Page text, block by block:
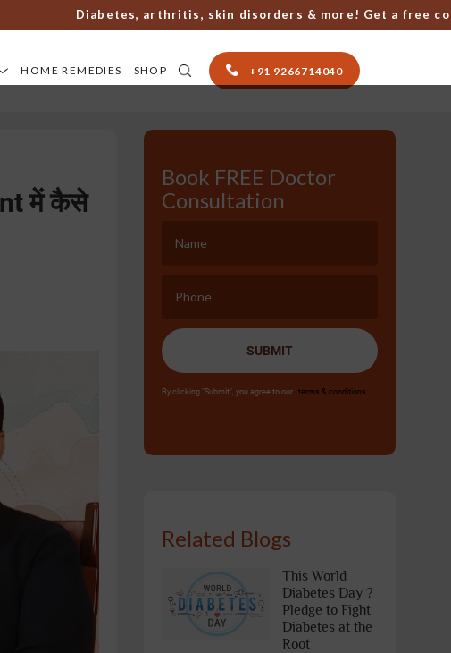
Diabetes, arthritis, skin disorders & more! Get a free
HOME REMEDIES SHOP +91 9266714040
में कैसे
Book FREE Doctor
Consultation
SUBMIT
By clicking "Submit", you agree to our terms & conditions.
Related Blogs
This World
Diabetes Day ?
Pledge to Fight
Diabetes at the
Root